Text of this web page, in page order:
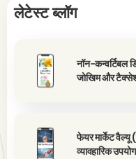
लेटेस्ट ब्लॉग
नॉन-कन्वर्टिबल
जोखिम और
फेयर मार्केट वैल्यू
व्यावहारिक उपयोग